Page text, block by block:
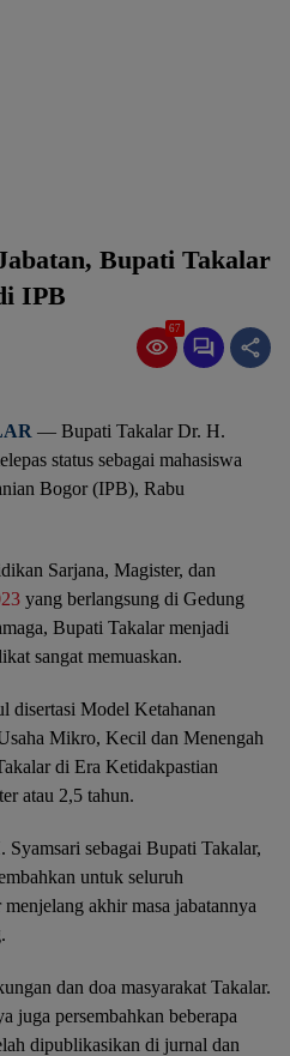
Bupati Takalar
IPB
67
— Bupati Takalar Dr. H.
status sebagai mahasiswa
Bogor (IPB), Rabu
Sarjana, Magister, dan
yang berlangsung di Gedung
Bupati Takalar menjadi
sangat memuaskan.
disertasi Model Ketahanan
Mikro, Kecil dan Menengah
di Era Ketidakpastian
atau 2,5 tahun.
sebagai Bupati Takalar,
untuk seluruh
akhir masa jabatannya
dan doa masyarakat Takalar.
juga persembahkan beberapa
dipublikasikan di jurnal dan